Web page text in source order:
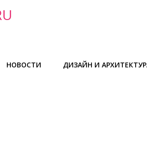
НОВОСТИ ДИЗАЙН И